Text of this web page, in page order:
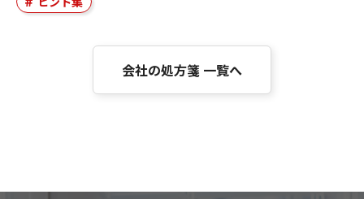
会社の処方箋 一覧へ